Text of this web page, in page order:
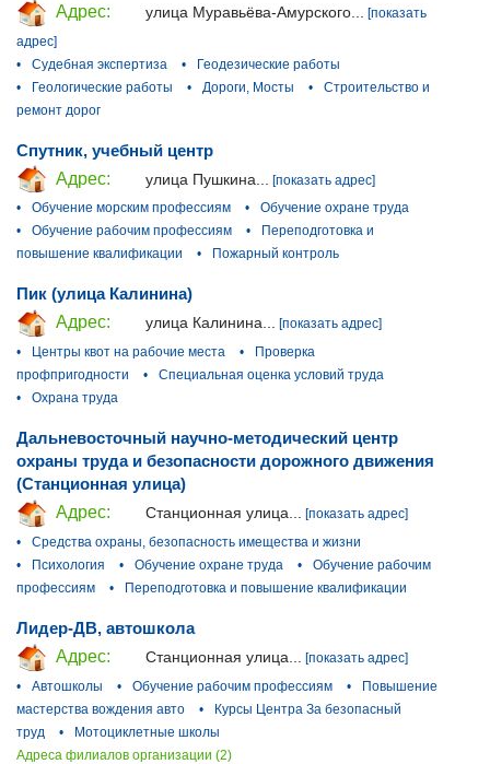
Адрес:
улица Муравьёва-Амурского...
[показать
адрес]
•
Судебная экспертиза •
Геодезические работы
•
Геологические работы • Дороги, Мосты •
Строительство и
ремонт дорог
Спутник, учебный центр
Адрес:
улица Пушкина...
[показать адрес]
•
Обучение морским профессиям •
Обучение охране труда
•
Обучение рабочим профессиям •
Переподготовка и
повышение квалификации
• Пожарный контроль
Пик (улица Калинина)
Адрес:
улица Калинина... [показать адрес]
•
Центры квот на рабочие места •
Проверка
профпригодности
•
Специальная оценка условий труда
•
Охрана труда
Дальневосточный научно-методический центр
охраны труда и безопасности дорожного движения
(Станционная улица)
Адрес:
Станционная улица...
[показать адрес]
•
Средства охраны, безопасность имещества и жизни
•
Психология • Обучение охране труда •
Обучение рабочим
профессиям
• Переподготовка и повышение квалификации
Лидер-ДВ, автошкола
Адрес:
Станционная улица...
[показать адрес]
•
Автошколы • Обучение рабочим профессиям •
Повышение
мастерства вождения авто
•
Курсы Центра За безопасный
труд
•
Мотоциклетные школы
Адреса филиалов организации (2)